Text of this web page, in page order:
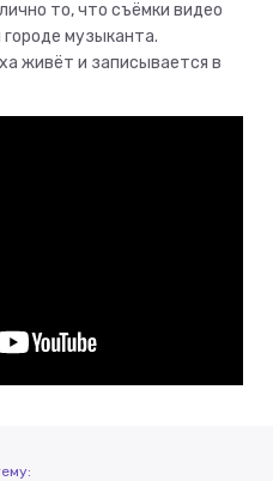
то, что съёмки видео
музыканта.
живёт и записывается в